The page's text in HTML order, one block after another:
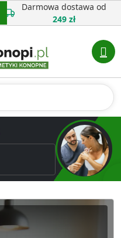
Darmowa dostawa od
249 zł